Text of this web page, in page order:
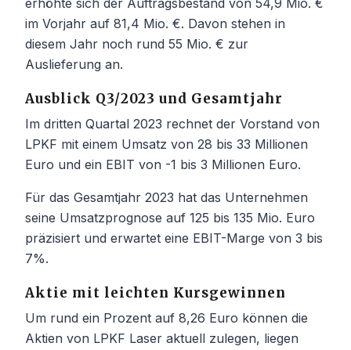
erhöhte sich der Auftragsbestand von 54,9 Mio. €
im Vorjahr auf 81,4 Mio. €. Davon stehen in
diesem Jahr noch rund 55 Mio. € zur
Auslieferung an.
Ausblick Q3/2023 und Gesamtjahr
Im dritten Quartal 2023 rechnet der Vorstand von
LPKF mit einem Umsatz von 28 bis 33 Millionen
Euro und ein EBIT von -1 bis 3 Millionen Euro.
Für das Gesamtjahr 2023 hat das Unternehmen
seine Umsatzprognose auf 125 bis 135 Mio. Euro
präzisiert und erwartet eine EBIT-Marge von 3 bis
7%.
Aktie mit leichten Kursgewinnen
Um rund ein Prozent auf 8,26 Euro können die
Aktien von LPKF Laser aktuell zulegen, liegen